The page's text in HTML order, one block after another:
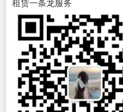
租赁一条龙服务